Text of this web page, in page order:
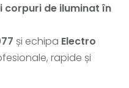
corpuri de iluminat în
și echipa Electro
rapide și